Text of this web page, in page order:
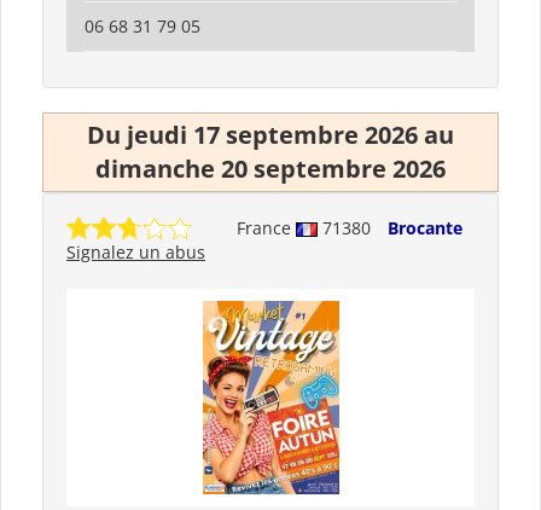
06 68 31 79 05
Du jeudi 17 septembre 2026 au
dimanche 20 septembre 2026
France 71380
Brocante
Signalez un abus